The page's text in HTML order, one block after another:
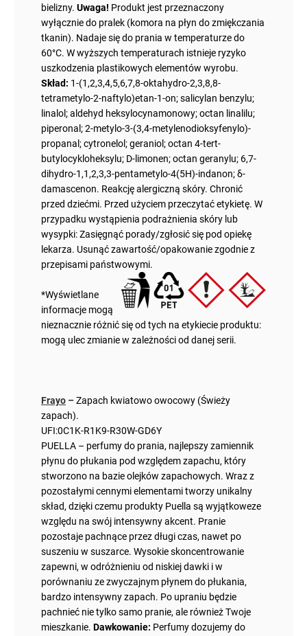
bielizny. Uwaga! Produkt jest przeznaczony
wyłącznie do pralek (komora na płyn do zmiękczania
tkanin). Nadaje się do prania w temperaturze do
60°C. W wyższych temperaturach istnieje ryzyko
uszkodzenia plastikowych elementów wyrobu.
Skład: 1-(1,2,3,4,5,6,7,8-oktahydro-2,3,8,8-
tetrametylo-2-naftylo)etan-1-on; salicylan benzylu;
linalol; aldehyd heksylocynamonowy; octan linalilu;
piperonal; 2-metylo-3-(3,4-metylenodioksyfenylo)-
propanal; cytronelol; geraniol; octan 4-tert-
butylocykloheksylu; D-limonen; octan geranylu; 6,7-
dihydro-1,1,2,3,3-pentametylo-4(5H)-indanon; δ-
damascenon. Reakcję alergiczną skóry. Chronić
przed dziećmi. Przed użyciem przeczytać etykietę. W
przypadku wystąpienia podrażnienia skóry lub
wysypki: Zasięgnąć porady/zgłosić się pod opiekę
lekarza. Usunąć zawartość/opakowanie zgodnie z
przepisami państwowymi.
*Wyświetlane
informacje mogą
nieznacznie różnić się od tych na etykiecie produktu:
mogą ulec zmianie w zależności od danej serii.
Frayo – Zapach kwiatowo owocowy (Świeży
zapach).
UFI:0C1K-R1K9-R30W-GD6Y
PUELLA – perfumy do prania, najlepszy zamiennik
płynu do płukania pod względem zapachu, który
stworzono na bazie olejków zapachowych. Wraz z
pozostałymi cennymi elementami tworzy unikalny
skład, dzięki czemu produkty Puella są wyjątkoweze
względu na swój intensywny akcent. Pranie
pozostaje pachnące przez długi czas, nawet po
suszeniu w suszarce. Wysokie skoncentrowanie
zapewni, w odróżnieniu od niskiej dawki i w
porównaniu ze zwyczajnym płynem do płukania,
bardzo intensywny zapach. Po upraniu będzie
pachnieć nie tylko samo pranie, ale również Twoje
mieszkanie. Dawkowanie: Perfumy dozujemy do